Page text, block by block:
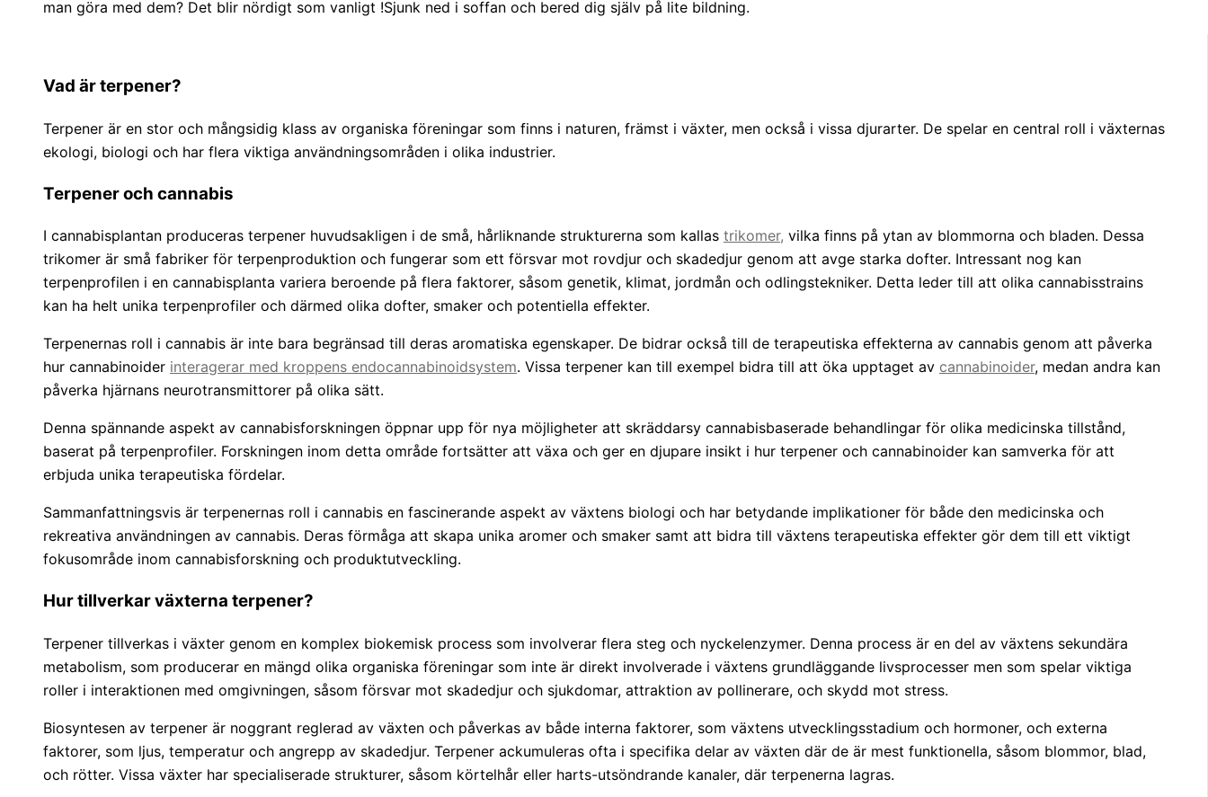
man göra med dem? Det blir nördigt som vanligt !Sjunk ned i soffan och bered dig själv på lite bildning.
Vad är terpener?
Terpener är en stor och mångsidig klass av organiska föreningar som finns i naturen, främst i växter, men också i vissa djurarter. De spelar en central roll i växternas
ekologi, biologi och har flera viktiga användningsområden i olika industrier.
Terpener och cannabis
I cannabisplantan produceras terpener huvudsakligen i de små, hårliknande strukturerna som kallas trikomer, vilka finns på ytan av blommorna och bladen. Dessa
trikomer är små fabriker för terpenproduktion och fungerar som ett försvar mot rovdjur och skadedjur genom att avge starka dofter. Intressant nog kan
terpenprofilen i en cannabisplanta variera beroende på flera faktorer, såsom genetik, klimat, jordmån och odlingstekniker. Detta leder till att olika cannabisstrains
kan ha helt unika terpenprofiler och därmed olika dofter, smaker och potentiella effekter.
Terpenernas roll i cannabis är inte bara begränsad till deras aromatiska egenskaper. De bidrar också till de terapeutiska effekterna av cannabis genom att påverka
hur cannabinoider interagerar med kroppens endocannabinoidsystem. Vissa terpener kan till exempel bidra till att öka upptaget av cannabinoider, medan andra kan
påverka hjärnans neurotransmittorer på olika sätt.
Denna spännande aspekt av cannabisforskningen öppnar upp för nya möjligheter att skräddarsy cannabisbaserade behandlingar för olika medicinska tillstånd,
baserat på terpenprofiler. Forskningen inom detta område fortsätter att växa och ger en djupare insikt i hur terpener och cannabinoider kan samverka för att
erbjuda unika terapeutiska fördelar.
Sammanfattningsvis är terpenernas roll i cannabis en fascinerande aspekt av växtens biologi och har betydande implikationer för både den medicinska och
rekreativa användningen av cannabis. Deras förmåga att skapa unika aromer och smaker samt att bidra till växtens terapeutiska effekter gör dem till ett viktigt
fokusområde inom cannabisforskning och produktutveckling.
Hur tillverkar växterna terpener?
Terpener tillverkas i växter genom en komplex biokemisk process som involverar flera steg och nyckelenzymer. Denna process är en del av växtens sekundära
metabolism, som producerar en mängd olika organiska föreningar som inte är direkt involverade i växtens grundläggande livsprocesser men som spelar viktiga
roller i interaktionen med omgivningen, såsom försvar mot skadedjur och sjukdomar, attraktion av pollinerare, och skydd mot stress.
Biosyntesen av terpener är noggrant reglerad av växten och påverkas av både interna faktorer, som växtens utvecklingsstadium och hormoner, och externa
faktorer, som ljus, temperatur och angrepp av skadedjur. Terpener ackumuleras ofta i specifika delar av växten där de är mest funktionella, såsom blommor, blad,
och rötter. Vissa växter har specialiserade strukturer, såsom körtelhår eller harts-utsöndrande kanaler, där terpenerna lagras.